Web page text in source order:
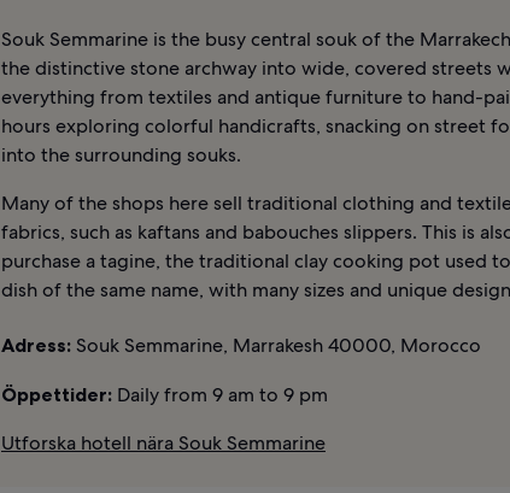
Souk Semmarine is the busy central souk of the
the distinctive stone archway into wide, covered streets
everything from textiles and antique furniture to hand-
hours exploring colorful handicrafts, snacking on street
into the surrounding souks.
Many of the shops here sell traditional clothing and
fabrics, such as kaftans and babouches slippers. This is
purchase a tagine, the traditional clay cooking pot used
dish of the same name, with many sizes and unique
Adress: Souk Semmarine, Marrakesh 40000, Morocco
Öppettider: Daily from 9 am to 9 pm
Utforska hotell nära Souk Semmarine